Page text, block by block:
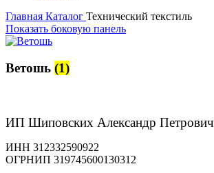
Главная Каталог Технический текстиль
Показать боковую панель
Ветошь (1)
ИП Шиповских Александр Петрович
ИНН 312332590922
ОГРНИП 319745600130312